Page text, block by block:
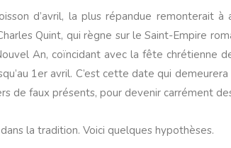
d’avril, la plus répandue remonterait
Quint, qui règne sur le Saint-Empire
An, coïncidant avec la fête chrétienne
1er avril. C’est cette date qui
de faux présents, pour devenir carrément
la tradition. Voici quelques hypothèses.